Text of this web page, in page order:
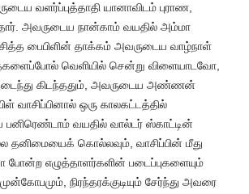
வளர்ப்புத்தாதி யானாவிடம் புராண,
அவருடைய நான்காம் வயதில் அம்மா
பைபிளின் தாக்கம் அவருடைய வாழ்நாள்
வெளியில் சென்று விளையாடவோ,
கிடந்ததும், அவருடைய அண்ணன்
வாசிப்பினால் ஒரு காலகட்டத்தில்
பனிரெண்டாம் வயதில் வால்டர் ஸ்காட்டின்
தனிமையைக் கொல்லவும், வாசிப்பின் மீது
போன்ற எழுத்தாளர்களின் படைப்புகளையும்
நிரந்தரக்குடியும் சேர்ந்து அவரை